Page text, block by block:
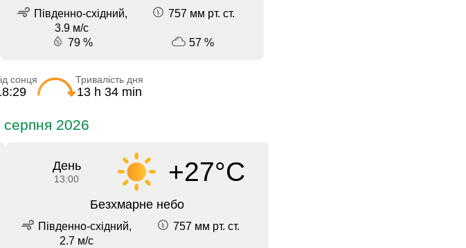
Південно-східний,
3.9 м/с
757 мм рт. ст.
79 % 57 %
сонця Тривалість дня
13 h 34 min
серпня 2026
День
13:00 +27°C
Безхмарне небо
Південно-східний,
2.7 м/с
757 мм рт. ст.